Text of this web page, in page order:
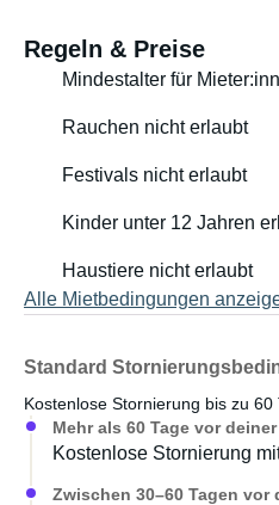
Regeln & Preise
Mindestalter für
Rauchen nicht erlaubt
Festivals nicht erlaubt
Kinder unter 12 Jahren
Haustiere nicht erlaubt
Alle Mietbedingungen
Standard
Kostenlose Stornierung bis zu 60
Mehr als 60 Tage vor
Kostenlose Stornierung
Zwischen 30–60 Tagen vor